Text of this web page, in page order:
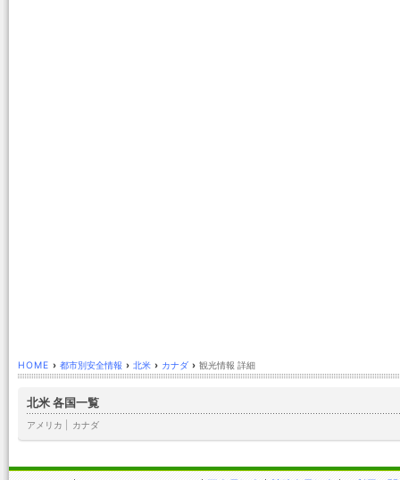
HOME › 都市別安全情報 › 北米 › カナダ › 観光情報 詳細
北米 各国一覧
アメリカ カナダ